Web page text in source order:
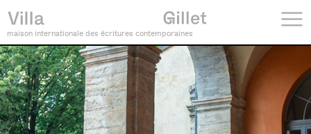
maison internationale des écritures contemporaines